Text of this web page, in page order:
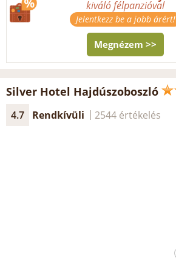
kiváló félpanzióval
Jelentkezz be a jobb árért!
Megnézem >>
Silver Hotel Hajdúszoboszló
4.7 Rendkívüli 2544 értékelés